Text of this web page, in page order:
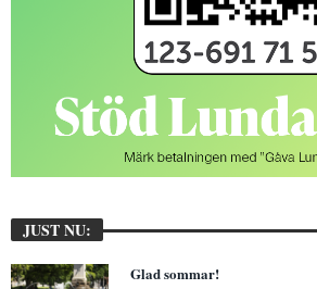
JUST NU:
Glad sommar!